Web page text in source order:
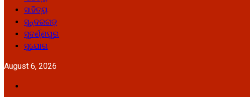
ସାହିତ୍ୟ
ସୁନ୍ଦରଗଡ଼
ସୁବର୍ଣ୍ଣପୁର
ସୁଯୋଗ
August 6, 2026